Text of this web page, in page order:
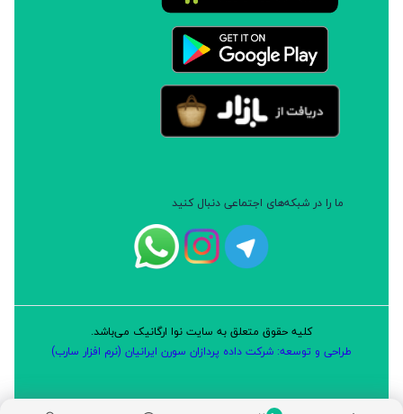
ما را در شبکه‌های اجتماعی دنبال کنید
کلیه حقوق متعلق به سایت نوا ارگانیک می‌باشد.
طراحی و توسعه: شرکت داده پردازان سورن ایرانیان (نرم افزار سارب)